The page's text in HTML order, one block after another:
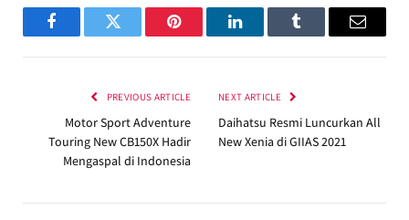
FacebookTwitter Pinterest LinkedInTumblr Email
PREVIOUS ARTICLE
Motor Sport Adventure
Touring New CB150X Hadir
Mengaspal di Indonesia
NEXT ARTICLE
Daihatsu Resmi Luncurkan All
New Xenia di GIIAS 2021